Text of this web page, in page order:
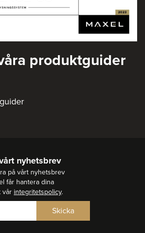
produktguider
nyhetsbrev
på vårt nyhetsbrev
får hantera dina
vår integritetspolicy.